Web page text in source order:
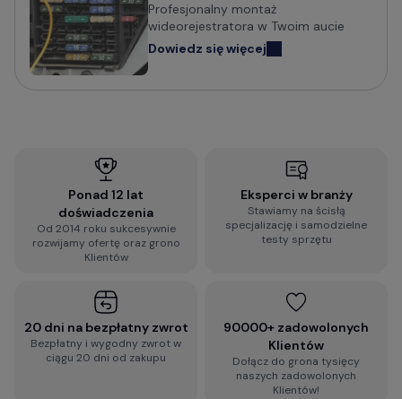
Profesjonalny montaż
wideorejestratora w Twoim aucie
Dowiedz się więcej
Ponad 12 lat
doświadczenia
Od 2014 roku sukcesywnie
rozwijamy ofertę oraz grono
Klientów
Eksperci w branży
Stawiamy na ścisłą
specjalizację i samodzielne
testy sprzętu
20 dni na bezpłatny zwrot
Bezpłatny i wygodny zwrot w
ciągu 20 dni od zakupu
90000+ zadowolonych
Klientów
Dołącz do grona tysięcy
naszych zadowolonych
Klientów!